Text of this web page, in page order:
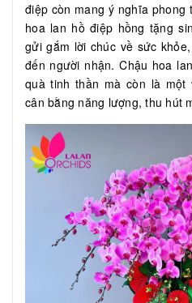
điệp còn mang ý nghĩa phong
hoa lan hồ điệp hồng tặng
gửi gắm lời chúc về sức
đến người nhận. Chậu hoa
quà tinh thần mà còn là một
cân bằng năng lượng, thu hút